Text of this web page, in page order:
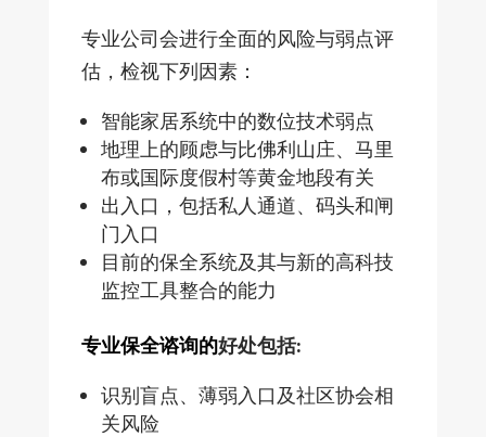
专业公司会进行全面的风险与弱点评
估，检视下列因素：
智能家居系统中的数位技术弱点
地理上的顾虑与比佛利山庄、马里
布或国际度假村等黄金地段有关
出入口，包括私人通道、码头和闸
门入口
目前的保全系统及其与新的高科技
监控工具整合的能力
专业保全谘询的好处包括:
识别盲点、薄弱入口及社区协会相
关风险